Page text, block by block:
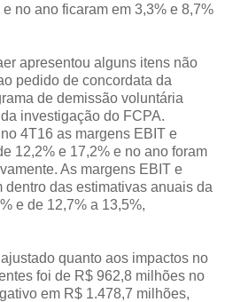
no ano ficaram em 3,3% e 8,7%
apresentou alguns itens não
pedido de concordata da
de demissão voluntária
investigação do FCPA.
4T16 as margens EBIT e
12,2% e 17,2% e no ano foram
As margens EBIT e
dentro das estimativas anuais da
e de 12,7% a 13,5%,
quanto aos impactos no
foi de R$ 962,8 milhões no
em R$ 1.478,7 milhões,